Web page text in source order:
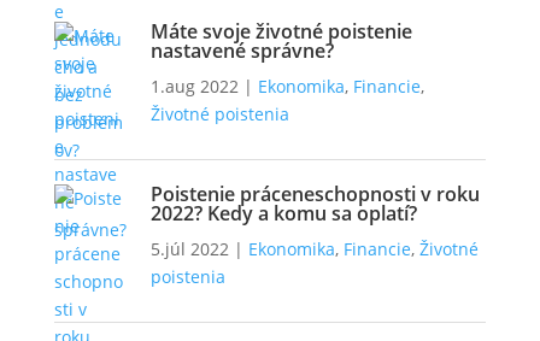
Máte svoje životné poistenie
nastavené správne?
1.aug 2022| Ekonomika, Financie,
Životné poistenia
Poistenie práceneschopnosti v roku
2022? Kedy a komu sa oplatí?
5.júl 2022| Ekonomika, Financie, Životné
poistenia